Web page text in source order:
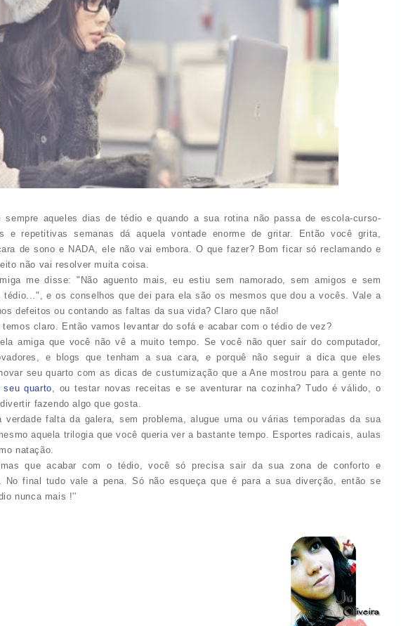
sempre aqueles dias de tédio e quando a sua rotina não passa de escola-curso-
e repetitivas semanas dá aquela vontade enorme de gritar. Então você grita,
de sono e NADA, ele não vai embora. O que fazer? Bom ficar só reclamando e
não vai resolver muita coisa.
me disse: "Não aguento mais, eu estiu sem namorado, sem amigos e sem
e os conselhos que dei para ela são os mesmos que dou a vocês. Vale a
defeitos ou contando as faltas da sua vida? Claro que não!
temos claro. Então vamos levantar do sofá e acabar com o tédio de vez?
amiga que você não vê a muito tempo. Se você não quer sair do computador,
e blogs que tenham a sua cara, e porquê não seguir a dica que eles
seu quarto com as dicas de custumização que a Ane mostrou para a gente no
seu quarto , ou testar novas receitas e se aventurar na cozinha? Tudo é válido, o
fazendo algo que gosta.
falta da galera, sem problema, alugue uma ou várias temporadas da sua
aquela trilogia que você queria ver a bastante tempo. Esportes radicais, aulas
natação.
que acabar com o tédio, você só precisa sair da sua zona de conforto e
No final tudo vale a pena. Só não esqueça que é para a sua diverção, então se
nunca mais !''